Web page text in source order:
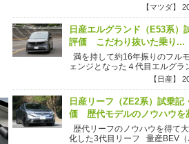
【マツダ】
日産エルグランド（E53系）
評価 こだわり抜いた乗り...
満を持して約16年振りのフル
ェンジとなった４代目エルグ
【日産】
日産リーフ（ZE2系）試乗記
価 歴代モデルのノウハウを
歴代リーフのノウハウを得て
化した3代目リーフ 量産BEV（